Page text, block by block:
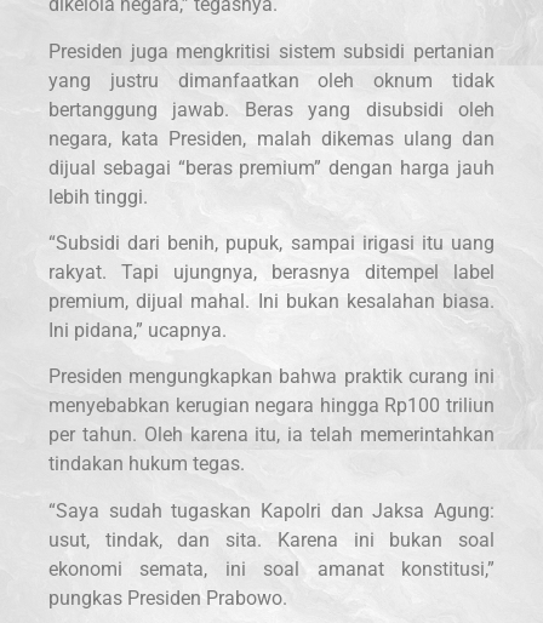
Presiden juga mengkritisi sistem subsidi pertanian
yang justru dimanfaatkan oleh oknum tidak
bertanggung jawab. Beras yang disubsidi oleh
negara, kata Presiden, malah dikemas ulang dan
dijual sebagai “beras premium” dengan harga jauh
lebih tinggi.
“Subsidi dari benih, pupuk, sampai irigasi itu uang
rakyat. Tapi ujungnya, berasnya ditempel label
premium, dijual mahal. Ini bukan kesalahan biasa.
Ini pidana,” ucapnya.
Presiden mengungkapkan bahwa praktik curang ini
menyebabkan kerugian negara hingga Rp100 triliun
per tahun. Oleh karena itu, ia telah memerintahkan
tindakan hukum tegas.
“Saya sudah tugaskan Kapolri dan Jaksa Agung:
usut, tindak, dan sita. Karena ini bukan soal
ekonomi semata, ini soal amanat konstitusi,”
pungkas Presiden Prabowo.